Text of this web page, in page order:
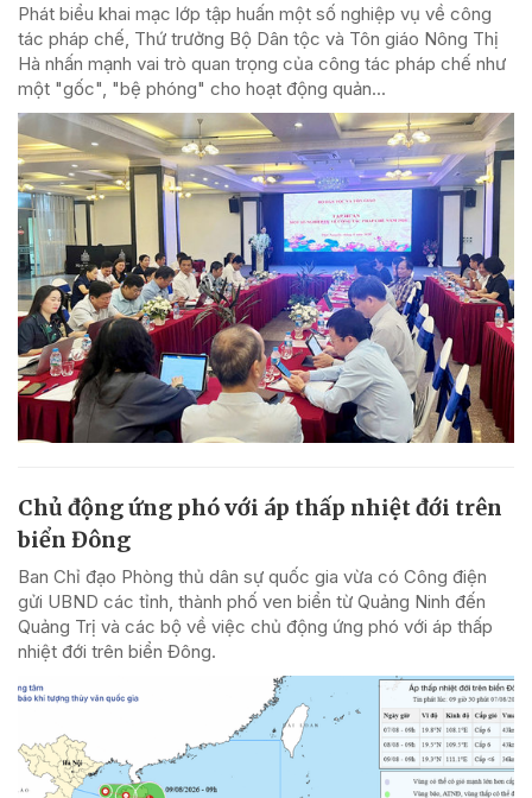
Phát biểu khai mạc lớp tập huấn một số nghiệp vụ về công
tác pháp chế, Thứ trưởng Bộ Dân tộc và Tôn giáo Nông Thị
Hà nhấn mạnh vai trò quan trọng của công tác pháp chế như
một "gốc", "bệ phóng" cho hoạt động quản...
Chủ động ứng phó với áp thấp nhiệt đới trên
biển Đông
Ban Chỉ đạo Phòng thủ dân sự quốc gia vừa có Công điện
gửi UBND các tỉnh, thành phố ven biển từ Quảng Ninh đến
Quảng Trị và các bộ về việc chủ động ứng phó với áp thấp
nhiệt đới trên biển Đông.